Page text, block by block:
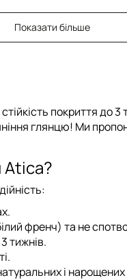
Показати більше
покриття до 3
глянцю! Ми
Atica?
френч) та не
тижнів.
і нарощених